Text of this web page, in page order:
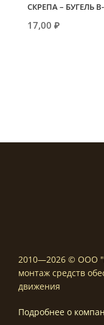
СКРЕПА – БУГЕЛЬ
17,00 ₽
2010—2026 © ООО
монтаж средств
движения
Подробнее о